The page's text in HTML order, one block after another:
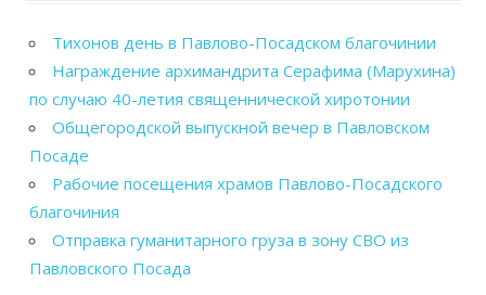
Тихонов день в Павлово-Посадском благочинии
Награждение архимандрита Серафима (Марухина)
по случаю 40-летия священнической хиротонии
Общегородской выпускной вечер в Павловском
Посаде
Рабочие посещения храмов Павлово-Посадского
благочиния
Отправка гуманитарного груза в зону СВО из
Павловского Посада